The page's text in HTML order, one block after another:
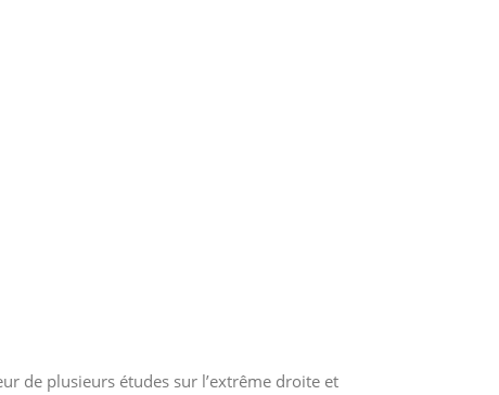
de plusieurs études sur l’extrême droite et